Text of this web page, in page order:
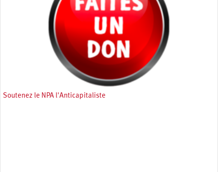
Soutenez le NPA l'Anticapitaliste